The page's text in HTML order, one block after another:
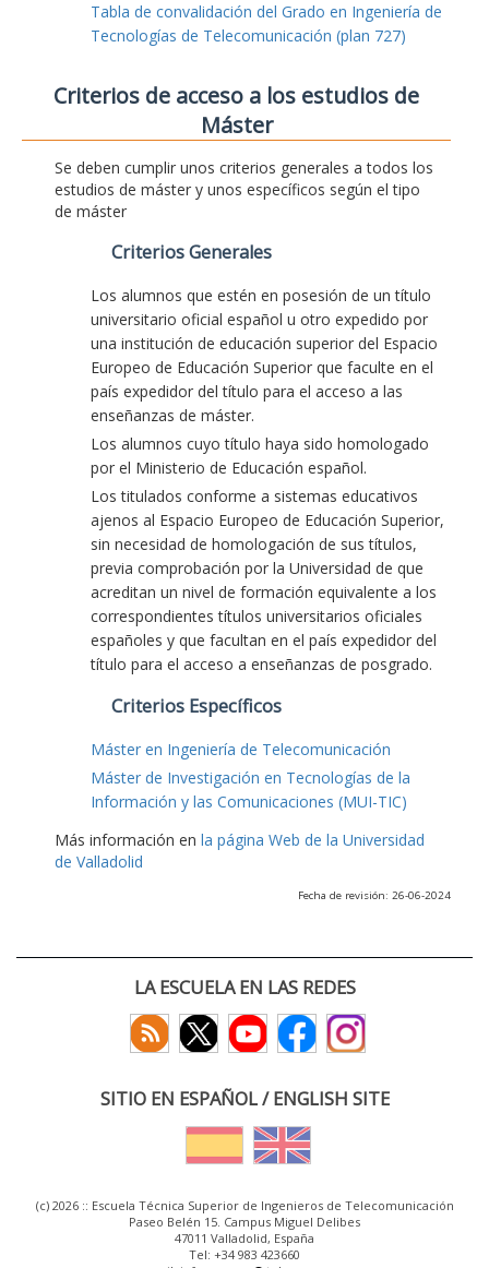
Tabla de convalidación del Grado en Ingeniería de
Tecnologías de Telecomunicación (plan 727)
Criterios de acceso a los estudios de
Máster
Se deben cumplir unos criterios generales a todos los
estudios de máster y unos específicos según el tipo
de máster
Criterios Generales
Los alumnos que estén en posesión de un título
universitario oficial español u otro expedido por
una institución de educación superior del Espacio
Europeo de Educación Superior que faculte en el
país expedidor del título para el acceso a las
enseñanzas de máster.
Los alumnos cuyo título haya sido homologado
por el Ministerio de Educación español.
Los titulados conforme a sistemas educativos
ajenos al Espacio Europeo de Educación Superior,
sin necesidad de homologación de sus títulos,
previa comprobación por la Universidad de que
acreditan un nivel de formación equivalente a los
correspondientes títulos universitarios oficiales
españoles y que facultan en el país expedidor del
título para el acceso a enseñanzas de posgrado.
Criterios Específicos
Máster en Ingeniería de Telecomunicación
Máster de Investigación en Tecnologías de la
Información y las Comunicaciones (MUI-TIC)
Más información en la página Web de la Universidad
de Valladolid
Fecha de revisión: 26-06-2024
LA ESCUELA EN LAS REDES
SITIO EN ESPAÑOL / ENGLISH SITE
(c) 2026 :: Escuela Técnica Superior de Ingenieros de Telecomunicación
Paseo Belén 15. Campus Miguel Delibes
47011 Valladolid, España
Tel: +34 983 423660